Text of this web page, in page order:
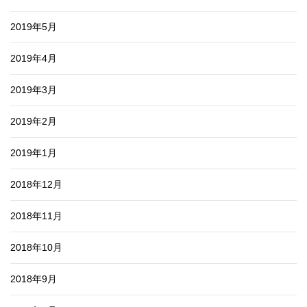
2019年5月
2019年4月
2019年3月
2019年2月
2019年1月
2018年12月
2018年11月
2018年10月
2018年9月